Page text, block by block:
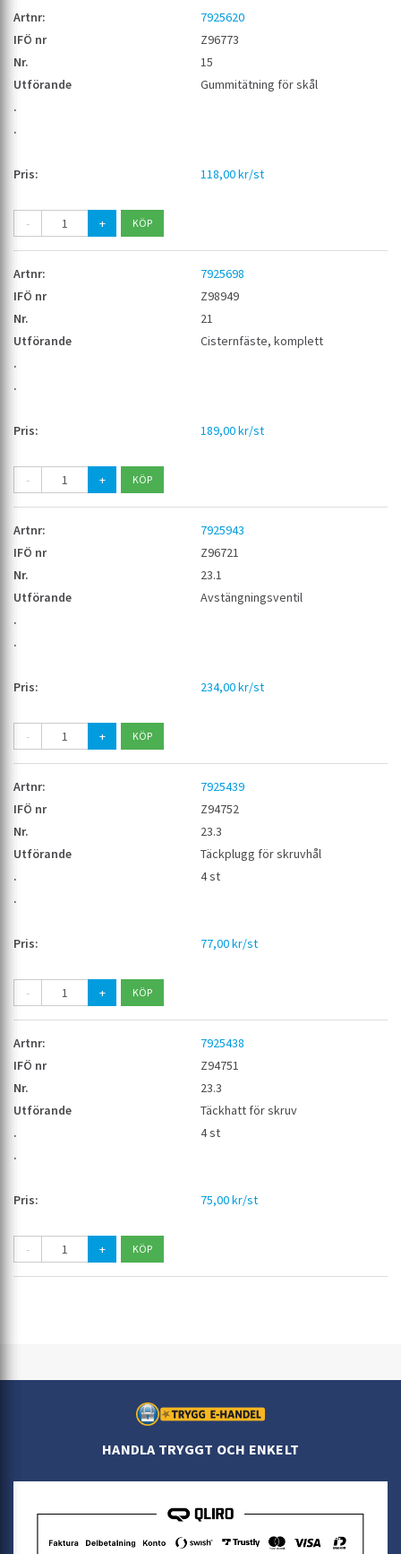
7925620
Z96773
15
Gummitätning för skål
118,00 kr/st
- +
7925698
Z98949
21
Cisternfäste, komplett
189,00 kr/st
- +
7925943
Z96721
23.1
Avstängningsventil
234,00 kr/st
- +
7925439
Z94752
23.3
Täckplugg för skruvhål
4 st
77,00 kr/st
- +
7925438
Z94751
23.3
Täckhatt för skruv
4 st
75,00 kr/st
- +
HANDLA TRYGGT OCH ENKELT